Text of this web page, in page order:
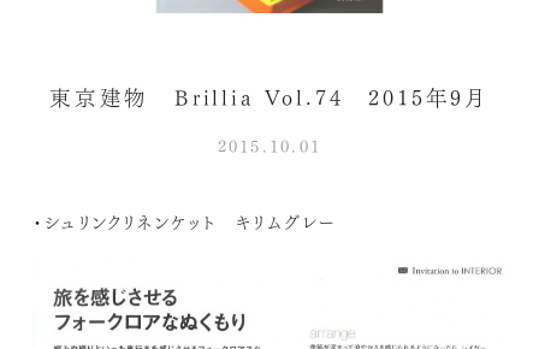
東京建物 Brillia Vol.74 2015年9月
2015.10.01
・シュリンクリネンケット キリムグレー